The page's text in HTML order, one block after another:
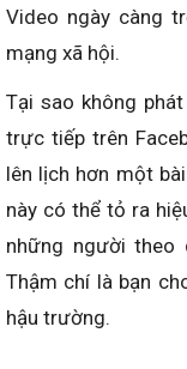
Video ngày càng
mạng xã hội.
Tại sao không
trực tiếp trên
lên lịch hơn một
này có thể tỏ ra
những người theo
Thậm chí là bạn
hậu trường.